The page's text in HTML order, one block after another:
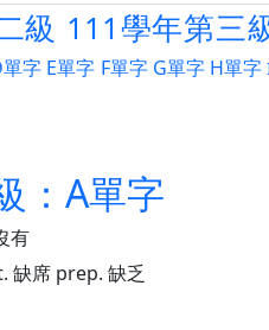
級 111學年第三
字 E單字 F單字 G單字 H單字
：A單字
有
缺席 prep. 缺乏